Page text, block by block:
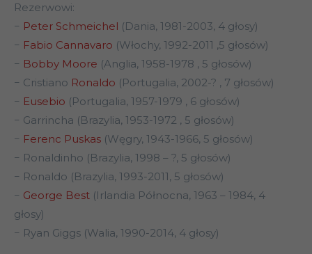
Rezerwowi:
− Peter Schmeichel (Dania, 1981-2003, 4 głosy)
− Fabio Cannavaro (Włochy, 1992-2011 ,5 głosów)
− Bobby Moore (Anglia, 1958-1978 , 5 głosów)
− Cristiano Ronaldo (Portugalia, 2002-? , 7 głosów)
− Eusebio (Portugalia, 1957-1979 , 6 głosów)
− Garrincha (Brazylia, 1953-1972 , 5 głosów)
− Ferenc Puskas (Węgry, 1943-1966, 5 głosów)
− Ronaldinho (Brazylia, 1998 – ?, 5 głosów)
− Ronaldo (Brazylia, 1993-2011, 5 głosów)
− George Best (Irlandia Północna, 1963 – 1984, 4
głosy)
− Ryan Giggs (Walia, 1990-2014, 4 głosy)